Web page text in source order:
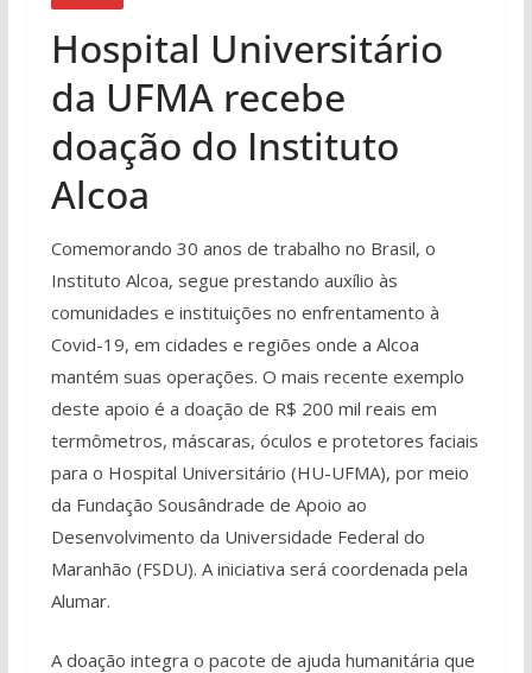
Hospital Universitário
da UFMA recebe
doação do Instituto
Alcoa
Comemorando 30 anos de trabalho no Brasil, o
Instituto Alcoa, segue prestando auxílio às
comunidades e instituições no enfrentamento à
Covid-19, em cidades e regiões onde a Alcoa
mantém suas operações. O mais recente exemplo
deste apoio é a doação de R$ 200 mil reais em
termômetros, máscaras, óculos e protetores faciais
para o Hospital Universitário (HU-UFMA), por meio
da Fundação Sousândrade de Apoio ao
Desenvolvimento da Universidade Federal do
Maranhão (FSDU). A iniciativa será coordenada pela
Alumar.
A doação integra o pacote de ajuda humanitária que